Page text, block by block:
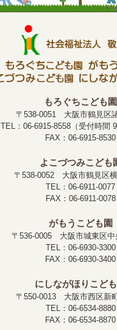
もろぐちこども園
〒538-0051 大阪市鶴見区
TEL：06-6915-8558（受付時間
FAX：06-6915-8530
よこづつみこども
〒538-0052 大阪市鶴見区
TEL：06-6911-0077
FAX：06-6911-0078
がもうこども園
〒536-0005 大阪市城東区中
TEL：06-6930-3300
FAX：06-6930-3400
にしながほりこど
〒550-0013 大阪市西区新
TEL：06-6534-8880
FAX：06-6534-8870